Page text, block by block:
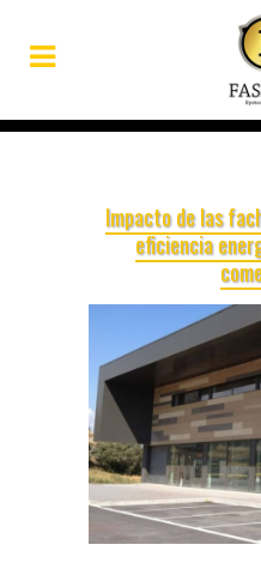
Impacto de las
eficiencia